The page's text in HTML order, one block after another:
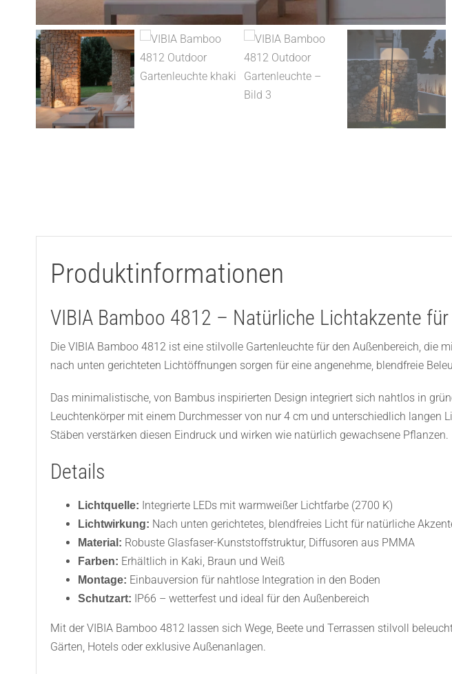
Produktinformationen
VIBIA Bamboo 4812 – Natürliche Lichtakzente
Die VIBIA Bamboo 4812 ist eine stilvolle Gartenleuchte für den Außenbereich, die
nach unten gerichteten Lichtöffnungen sorgen für eine angenehme, blendfreie
Das minimalistische, von Bambus inspirierten Design integriert sich nahtlos in
Leuchtenkörper mit einem Durchmesser von nur 4 cm und unterschiedlich
Stäben verstärken diesen Eindruck und wirken wie natürlich gewachsene Pflanzen.
Details
Lichtquelle: Integrierte LEDs mit warmweißer Lichtfarbe (2700 K)
Lichtwirkung: Nach unten gerichtetes, blendfreies Licht für natürliche
Material: Robuste Glasfaser-Kunststoffstruktur, Diffusoren aus PMMA
Farben: Erhältlich in Kaki, Braun und Weiß
Montage: Einbauversion für nahtlose Integration in den Boden
Schutzart: IP66 – wetterfest und ideal für den Außenbereich
Mit der VIBIA Bamboo 4812 lassen sich Wege, Beete und Terrassen stilvoll
Gärten, Hotels oder exklusive Außenanlagen.